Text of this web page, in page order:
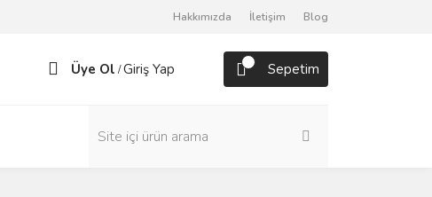
Hakkımızda İletişim Blog
Üye Ol /Giriş Yap Sepetim